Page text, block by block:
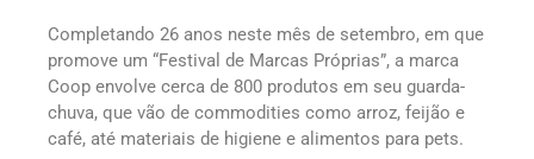
Completando 26 anos neste mês de setembro, em que
promove um “Festival de Marcas Próprias”, a marca
Coop envolve cerca de 800 produtos em seu guarda-
chuva, que vão de commodities como arroz, feijão e
café, até materiais de higiene e alimentos para pets.